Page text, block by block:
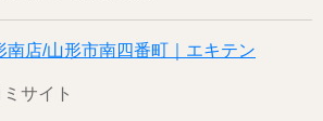
南店/山形市南四番町｜エキテン
サイト